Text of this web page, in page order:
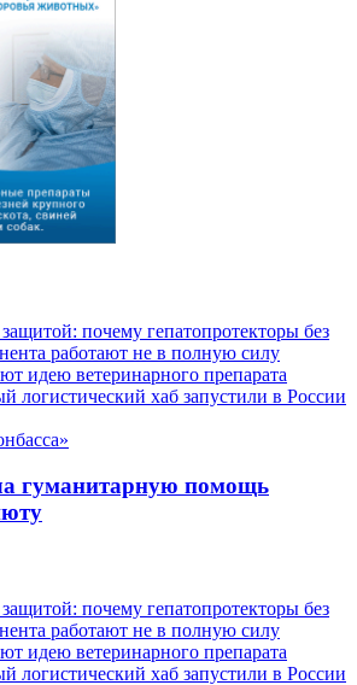
почему гепатопротекторы без
работают не в полную силу
идею ветеринарного препарата
логистический хаб запустили в России
гуманитарную помощь
почему гепатопротекторы без
работают не в полную силу
идею ветеринарного препарата
логистический хаб запустили в России